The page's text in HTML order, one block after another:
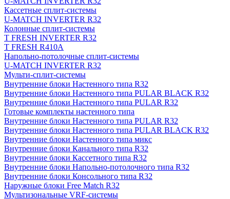
Кассетные сплит-системы
U-MATCH INVERTER R32
Колонные сплит-системы
T FRESH INVERTER R32
T FRESH R410A
Напольно-потолочные сплит-системы
U-MATCH INVERTER R32
Мульти-сплит-системы
Внутренние блоки Настенного типа R32
Внутренние блоки Настенного типа PULAR BLACK R32
Внутренние блоки Настенного типа PULAR R32
Готовые комплекты настенного типа
Внутренние блоки Настенного типа PULAR R32
Внутренние блоки Настенного типа PULAR BLACK R32
Внутренние блоки Настенного типа микс
Внутренние блоки Канального типа R32
Внутренние блоки Кассетного типа R32
Внутренние блоки Напольно-потолочного типа R32
Внутренние блоки Консольного типа R32
Наружные блоки Free Match R32
Мультизональные VRF-системы